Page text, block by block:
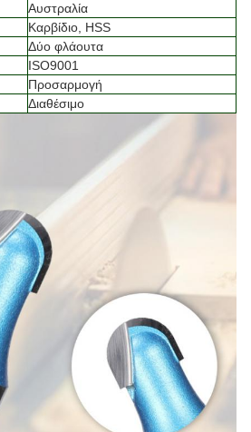
Αυστραλία
Καρβίδιο, HSS
Δύο φλάουτα
ISO9001
Προσαρμογή
Διαθέσιμο